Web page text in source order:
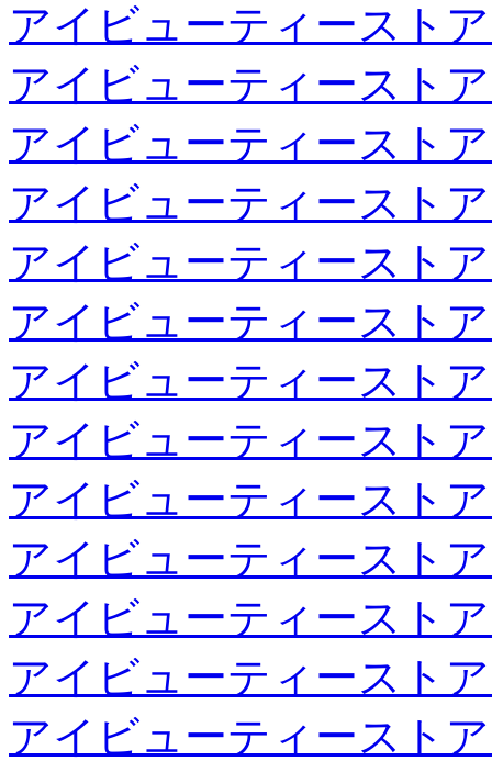
アイビューティースト
アイビューティースト
アイビューティースト
アイビューティースト
アイビューティースト
アイビューティースト
アイビューティースト
アイビューティースト
アイビューティースト
アイビューティースト
アイビューティースト
アイビューティースト
アイビューティースト